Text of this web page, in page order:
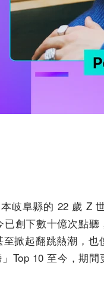
岐阜縣的 22 歲 Z
創下數十億次點
掀起翻跳熱潮，
Top 10 至今，期